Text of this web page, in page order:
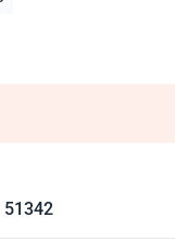
51342